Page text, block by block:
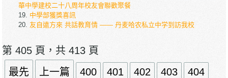
華中學建校二十八周年校友會聯歡聚餐
中學部獲獎喜訊
友自遠方來 共話教育情 —— 丹麦哈农私立中学到訪我校
第 405 頁，共 413 頁
最先
上一篇 400 401 402 403 404